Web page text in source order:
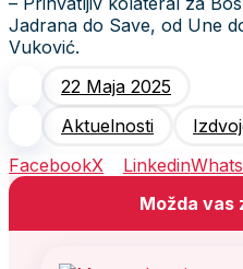
Jadrana do Save, od Une
Vuković.
22 Maja 2025
Aktuelnosti
FacebookX Linkedin
Možda vas